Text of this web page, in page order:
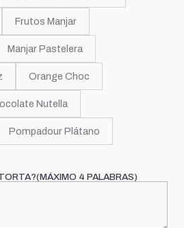
Frutos Manjar
Manjar Pastelera
Orange Choc
Nutella
Pompadour Plátano
4 PALABRAS)